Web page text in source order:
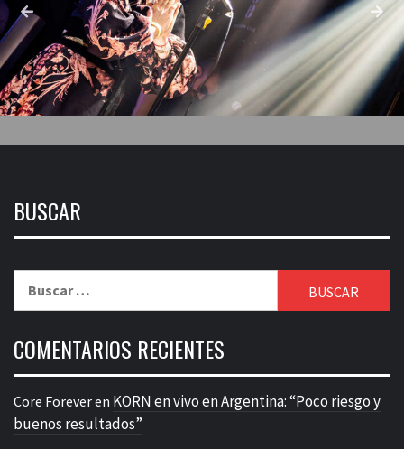
BUSCAR
COMENTARIOS RECIENTES
Core Foreveren KORN en vivo en Argentina: “Poco riesgo y
buenos resultados”